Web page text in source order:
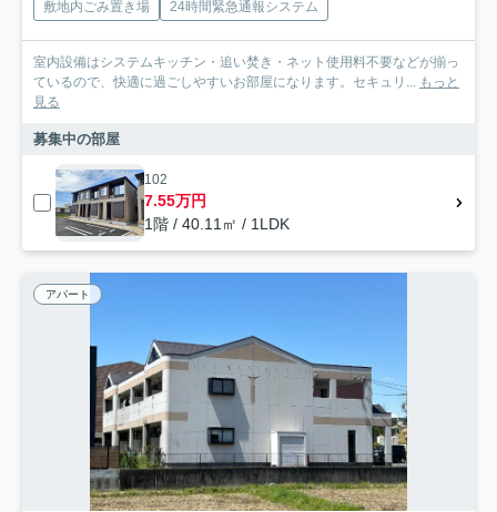
敷地内ごみ置き場
24時間緊急通報システム
室内設備はシステムキッチン・追い焚き・ネット使用料不要などが揃っ
ているので、快適に過ごしやすいお部屋になります。セキュリ... もっと
見る
募集中の部屋
102
7.55万円
1階 / 40.11㎡ / 1LDK
アパート